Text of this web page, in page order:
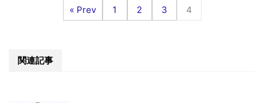
« Prev 1 2 3 4
関連記事